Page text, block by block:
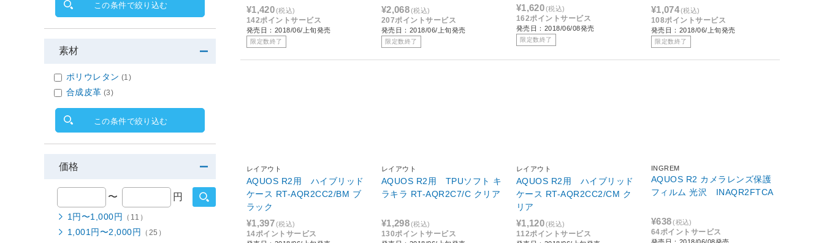
¥1,420(税込)
142ポイントサービス
発売日：2018/06/上旬発売
限定数終了
¥2,068(税込)
207ポイントサービス
発売日：2018/06/上旬発売
限定数終了
¥1,620(税込)
162ポイントサービス
発売日：2018/06/08発売
限定数終了
ミッキー・クリア
¥1,074(税込)
108ポイントサービス
発売日：2018/06/上旬発売
限定数終了
レイアウト
AQUOS R2用 ハイブリッド
ケース RT-AQR2CC2/BM ブ
ラック
¥1,397(税込)
14ポイントサービス
レイアウト
AQUOS R2用 TPUソフト キ
ラキラ RT-AQR2C7/C クリア
¥1,298(税込)
130ポイントサービス
レイアウト
AQUOS R2用 ハイブリッド
ケース RT-AQR2CC2/CM ク
リア
¥1,120(税込)
112ポイントサービス
INGREM
AQUOS R2 カメラレンズ保護
フィルム 光沢 INAQR2FTCA
¥638 (税込)
64ポイントサービス
この条件で絞り込む
素材
ポリウレタン (1)
合成皮革 (3)
この条件で絞り込む
価格
〜 円
1円〜1,000円 （11）
1,001円〜2,000円 （25）